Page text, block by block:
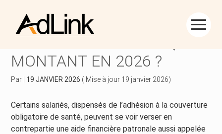
Aller
au
Créer et reprendre une activité
Développer votre entreprise
Construire votre patrimoine
Être prêt pour la facturation électronique
Piloter votre gestion
Gérer vos ressources humaines
Dématérialiser vos documents
MONTANT EN 2026 ?
Par 19 JANVIER 2026 ( Mise à jour 19 janvier 2026)
Certains salariés, dispensés de l’adhésion à la couverture
obligatoire de santé, peuvent se voir verser en
contrepartie une aide financière patronale aussi appelée